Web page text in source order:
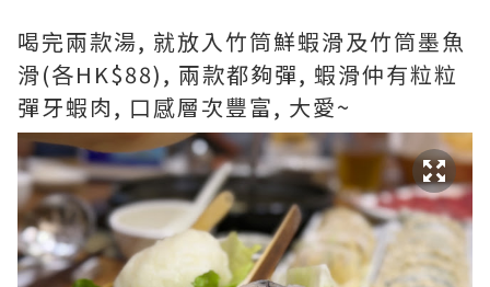
喝完兩款湯, 就放入竹筒鮮蝦滑及竹筒墨魚
滑(各HK$88), 兩款都夠彈, 蝦滑仲有粒粒
彈牙蝦肉, 口感層次豐富, 大愛~